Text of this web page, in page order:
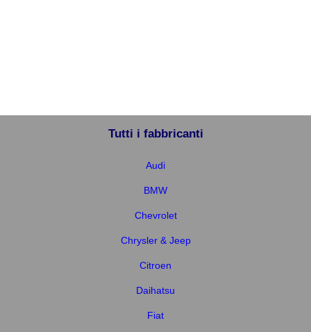
Tutti i fabbricanti
Audi
BMW
Chevrolet
Chrysler & Jeep
Citroen
Daihatsu
Fiat